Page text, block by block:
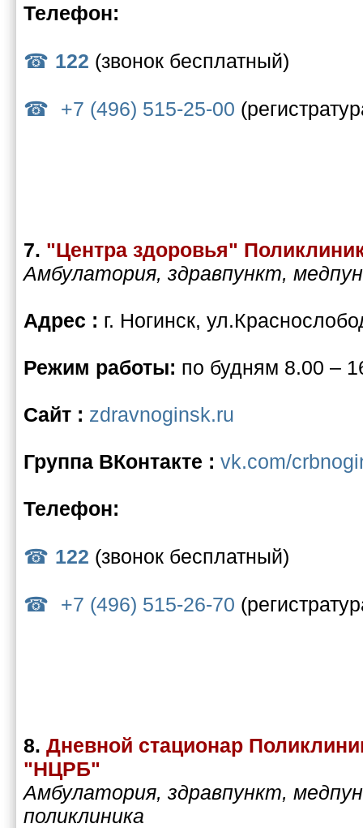
Телефон:
122 (звонок бесплатный)
+7 (496) 515-25-00
7. "Центра здоровья"
Амбулатория, здравпункт,
Адрес : г. Ногинск,
Режим работы: по будням 8.00 –
Сайт : zdravnoginsk.ru
Группа ВКонтакте : vk.com/
Телефон:
122 (звонок бесплатный)
+7 (496) 515-26-70
8. Дневной стационар
"НЦРБ"
Амбулатория, здравпункт,
поликлиника